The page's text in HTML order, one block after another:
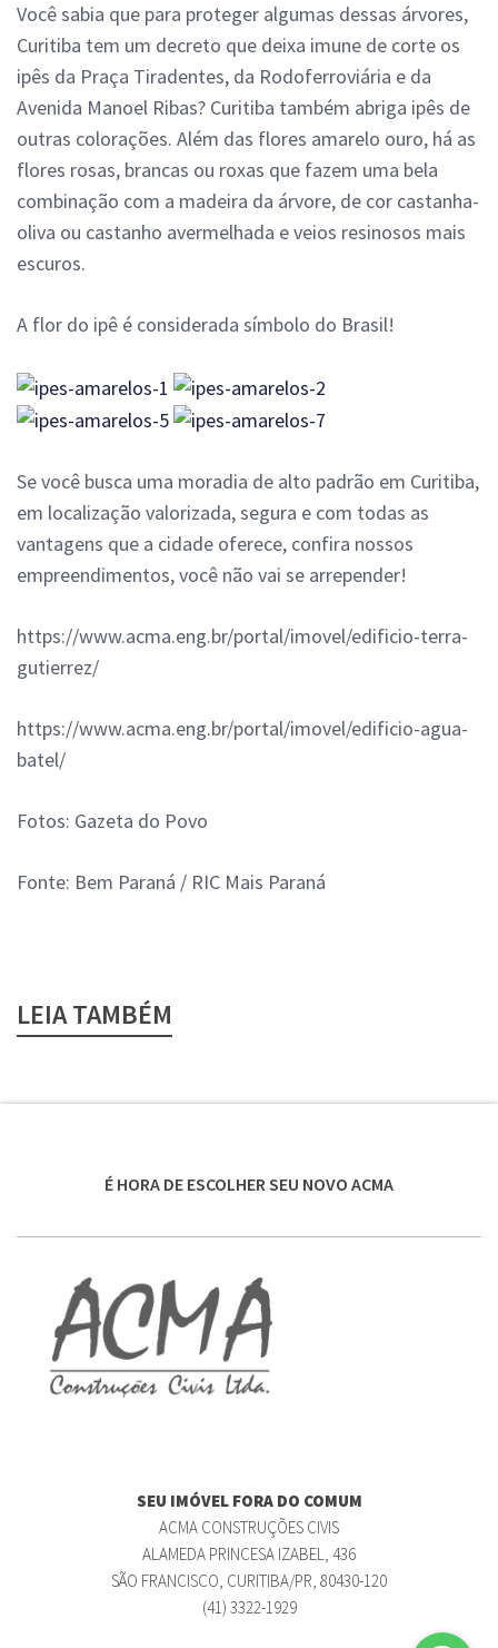
Você sabia que para proteger algumas dessas árvores,
Curitiba tem um decreto que deixa imune de corte os
ipês da Praça Tiradentes, da Rodoferroviária e da
Avenida Manoel Ribas? Curitiba também abriga ipês de
outras colorações. Além das flores amarelo ouro, há as
flores rosas, brancas ou roxas que fazem uma bela
combinação com a madeira da árvore, de cor castanha-
oliva ou castanho avermelhada e veios resinosos mais
escuros.
A flor do ipê é considerada símbolo do Brasil!
Se você busca uma moradia de alto padrão em Curitiba,
em localização valorizada, segura e com todas as
vantagens que a cidade oferece, confira nossos
empreendimentos, você não vai se arrepender!
https://www.acma.eng.br/portal/imovel/edificio-terra-
gutierrez/
https://www.acma.eng.br/portal/imovel/edificio-agua-
batel/
Fotos: Gazeta do Povo
Fonte: Bem Paraná / RIC Mais Paraná
LEIA TAMBÉM
É HORA DE ESCOLHER SEU NOVO ACMA
SEU IMÓVEL FORA DO COMUM
ACMA CONSTRUÇÕES CIVIS
ALAMEDA PRINCESA IZABEL, 436
SÃO FRANCISCO, CURITIBA/PR, 80430-120
(41) 3322-1929